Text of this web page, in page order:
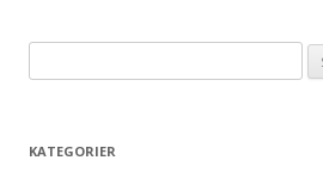
efter:
KATEGORIER